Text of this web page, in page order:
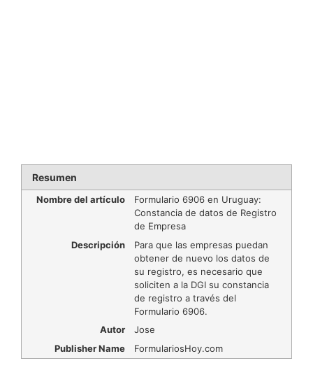
Resumen
Nombre del artículo
Formulario 6906 en Uruguay:
Constancia de datos de Registro
de Empresa
Descripción
Para que las empresas puedan
obtener de nuevo los datos de
su registro, es necesario que
soliciten a la DGI su constancia
de registro a través del
Formulario 6906.
Autor
Jose
Publisher Name
FormulariosHoy.com